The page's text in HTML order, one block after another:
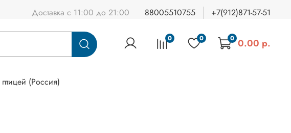
Доставка с 11:00 до 21:00 88005510755 +7(912)871-57-51
0 0 0 0.00 р.
(Россия)